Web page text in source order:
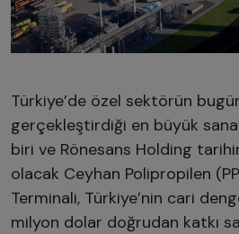
Türkiye’de özel sektörün
gerçekleştirdiği en büyük
biri ve Rönesans Holding
olacak Ceyhan Polipropilen
Terminali, Türkiye’nin cari
milyon dolar doğrudan katkı